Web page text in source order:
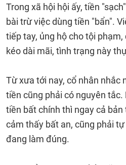
Trong xã hội hội ấy, tiền
bài trừ việc dùng tiền "bẩn".
tiếp tay, ủng hộ cho tội
kéo dài mãi, tình trạng này
Từ xưa tới nay, cổ nhân nhắc
tiền cũng phải có nguyên
tiền bất chính thì ngay cả
cảm thấy bất an, cũng phải
đang làm đúng.